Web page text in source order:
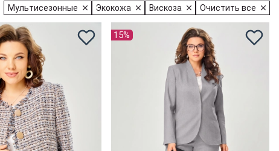
Мультисезонные Экокожа Вискоза Очистить все
15%